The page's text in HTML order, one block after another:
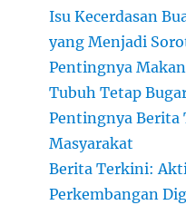
Isu Kecerdasan
yang Menjadi
Pentingnya
Tubuh Tetap
Pentingnya Berita
Masyarakat
Berita Terkini:
Perkembangan